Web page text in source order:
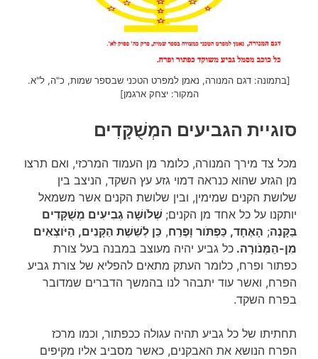
[בתמונה: דגם המנורה, נאמן למפרט הטכני שבספר שמות, כ"ה, ל"א.
המקור: יצחק ארגמן]
סוגיית הגביעים המְשֻׁקָּדִים
מכל צד מירך המנורה, כלומר מן העמוד המרכזי, ואם תרצו
מן הגזע שהוא כנראה דמוי גזע עץ השקד, הניצב בין
שלושת הקנים שמימין, ובין שלושת הקנים אשר משמאל
יותקנו על כל אחד מן הקנים; שְׁלֹושָׁה גְבִיעִים מְשֻׁקָּדִים
בַּקָּנֶה; הָאֶחָד, כַּפְתֹּור וָפֶרַח, כֵּן לְשֵׁשֶׁת הַקָּנִים, הַיֹּוצְאִים
מִן-הַמְּנֹורָה. כל גביע יהיה מעוצב במבנה בעל צורת
כפתור ופרח, כלומר העתק מתאים להפליא של צורת גביע
הפרח, ואשר עוד יתבהר לנו בהמשך הדברים שמדובר
בפרח השקד.
תחתיתו של כל גביע תהיה עגולה ככפתור, וכמו מרכז
הפרח הנושא את האבקנים, כאשר מסביב אליו מקיפים